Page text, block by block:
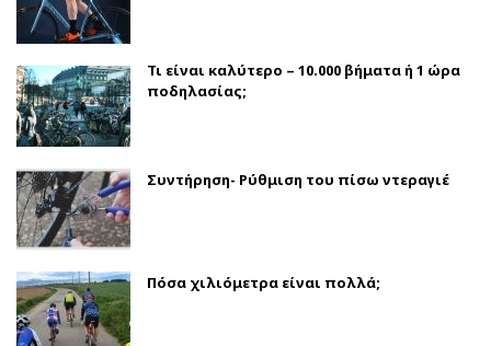
Τι είναι καλύτερο – 10.000 βήματα ή 1 ώρα
ποδηλασίας;
Συντήρηση- Ρύθμιση του πίσω ντεραγιέ
Πόσα χιλιόμετρα είναι πολλά;